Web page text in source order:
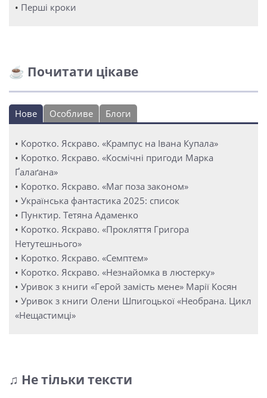
• Перші кроки
☕ Почитати цікаве
Нове Особливе Блоги
• Коротко. Яскраво. «Крампус на Івана Купала»
• Коротко. Яскраво. «Космічні пригоди Марка
Ґалаґана»
• Коротко. Яскраво. «Маг поза законом»
• Українська фантастика 2025: список
• Пунктир. Тетяна Адаменко
• Коротко. Яскраво. «Прокляття Григора
Нетутешнього»
• Коротко. Яскраво. «Семптем»
• Коротко. Яскраво. «Незнайомка в люстерку»
• Уривок з книги «Герой замість мене» Марії Косян
• Уривок з книги Олени Шпигоцької «Необрана. Цикл
«Нещастимці»
♫ Не тільки тексти